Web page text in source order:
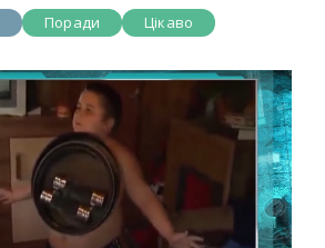
Поради Цікаво